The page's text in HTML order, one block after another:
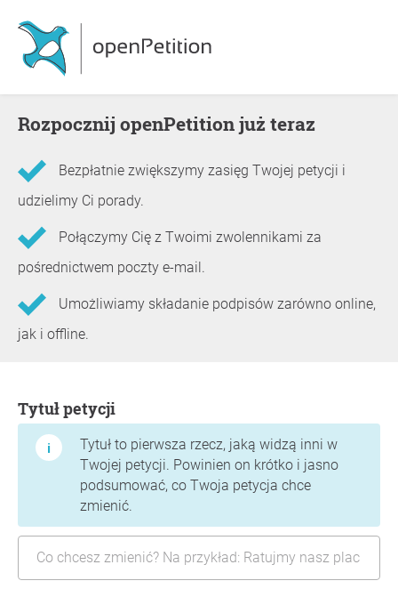
Rozpocznij openPetition już teraz
Bezpłatnie zwiększymy zasięg Twojej petycji i
udzielimy Ci porady.
Połączymy Cię z Twoimi zwolennikami za
pośrednictwem poczty e-mail.
Umożliwiamy składanie podpisów zarówno online,
jak i offline.
Tytuł petycji
Tytuł to pierwsza rzecz, jaką widzą inni w
Twojej petycji. Powinien on krótko i jasno
podsumować, co Twoja petycja chce
zmienić.